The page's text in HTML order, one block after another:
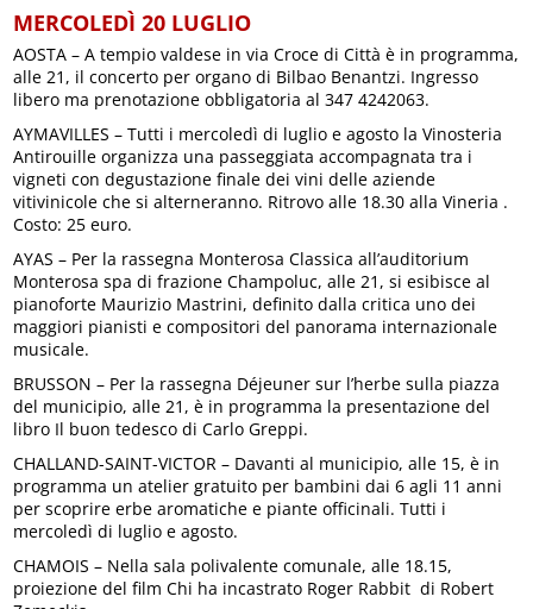
MERCOLEDÌ 20 LUGLIO
AOSTA – A tempio valdese in via Croce di Città è in programma,
alle 21, il concerto per organo di Bilbao Benantzi. Ingresso
libero ma prenotazione obbligatoria al 347 4242063.
AYMAVILLES – Tutti i mercoledì di luglio e agosto la Vinosteria
Antirouille organizza una passeggiata accompagnata tra i
vigneti con degustazione finale dei vini delle aziende
vitivinicole che si alterneranno. Ritrovo alle 18.30 alla Vineria .
Costo: 25 euro.
AYAS – Per la rassegna Monterosa Classica all’auditorium
Monterosa spa di frazione Champoluc, alle 21, si esibisce al
pianoforte Maurizio Mastrini, definito dalla critica uno dei
maggiori pianisti e compositori del panorama internazionale
musicale.
BRUSSON – Per la rassegna Déjeuner sur l’herbe sulla piazza
del municipio, alle 21, è in programma la presentazione del
libro Il buon tedesco di Carlo Greppi.
CHALLAND-SAINT-VICTOR – Davanti al municipio, alle 15, è in
programma un atelier gratuito per bambini dai 6 agli 11 anni
per scoprire erbe aromatiche e piante officinali. Tutti i
mercoledì di luglio e agosto.
CHAMOIS – Nella sala polivalente comunale, alle 18.15,
proiezione del film Chi ha incastrato Roger Rabbit di Robert